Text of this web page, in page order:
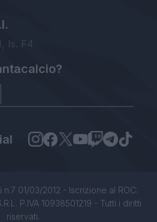
Is. F4
01/03/2012 - Iscrizione al ROC:
P.IVA 10938501219 - Tutti i diritti
riservati.